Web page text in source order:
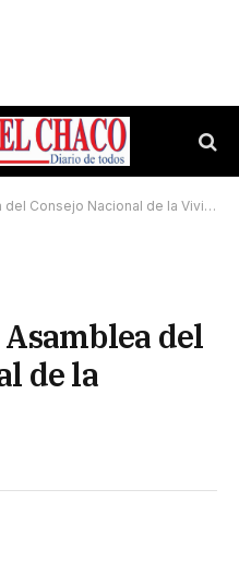
Consejo Nacional de la Vivienda
Asamblea del
de la